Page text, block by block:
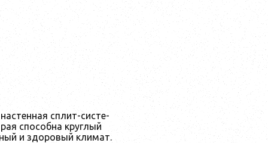
сплит-сис­те­
спо­соб­на круг­лый
и здо­ро­вый кли­мат.